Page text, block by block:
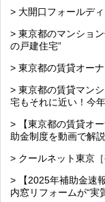
> 大開口フォールデ
> 東京都のマンショ
の戸建住宅”
> 東京都の賃貸オー
> 東京都の賃貸マン
宅もそれに近い！今
> 【東京都の賃貸オ
助金制度を動画で解説
> クールネット東京
> 【2025年補助金速
内窓リフォームが“実